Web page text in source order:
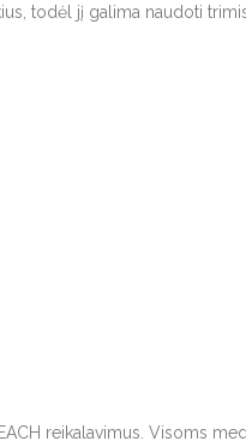
todėl jį galima naudoti
reikalavimus. Visoms